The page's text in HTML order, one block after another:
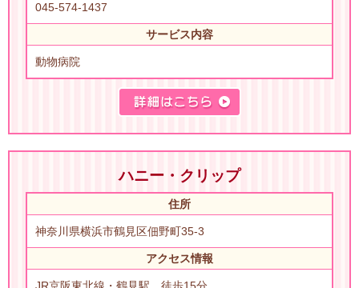
045-574-1437
サービス内容
動物病院
ハニー・クリップ
住所
神奈川県横浜市鶴見区佃野町35-3
アクセス情報